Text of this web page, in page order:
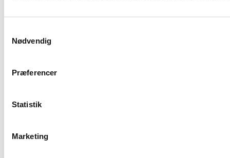
Nødvendig
Præferencer
Statistik
Marketing